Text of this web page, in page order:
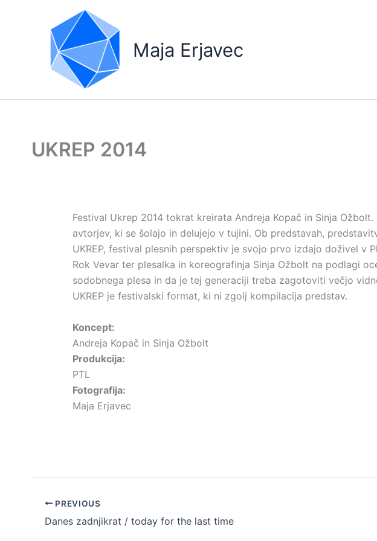
Maja Erjavec
UKREP 2014
Festival Ukrep 2014 tokrat kreirata Andreja Kopač in Sinja
avtorjev, ki se šolajo in delujejo v tujini. Ob predstavah,
UKREP, festival plesnih perspektiv je svojo prvo izdajo doživel v
Rok Vevar ter plesalka in koreografinja Sinja Ožbolt na podlagi
sodobnega plesa in da je tej generaciji treba zagotoviti večjo
UKREP je festivalski format, ki ni zgolj kompilacija predstav.
Koncept:
Andreja Kopač in Sinja Ožbolt
Produkcija:
PTL
Fotografija:
Maja Erjavec
PREVIOUS
Danes zadnjikrat / today for the last time